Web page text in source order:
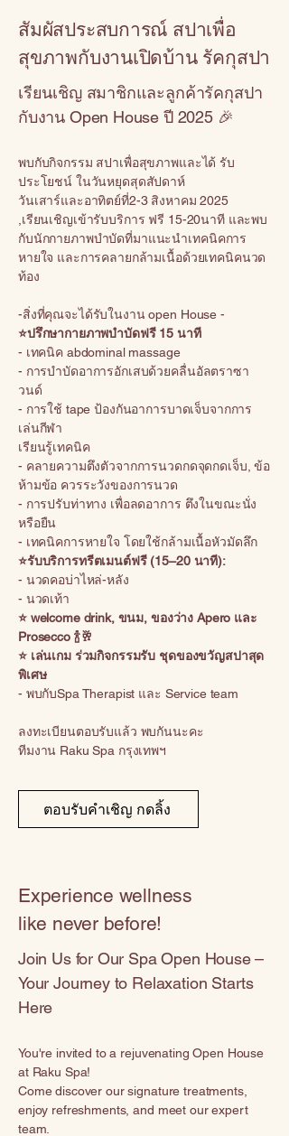
สัมผัสประสบการณ์ สปาเพื่อ
สุขภาพกับงานเปิดบ้าน รัคกุสปา
เรียนเชิญ สมาชิกและลูกค้ารัคกุสปา
กับงาน Open House ปี 2025 🎉
พบกับกิจกรรม สปาเพื่อสุขภาพและได้ รับ
ประโยชน์ ในวันหยุดสุดสัปดาห์
วันเสาร์และอาทิตย์ที่2-3 สิงหาคม 2025
,เรียนเชิญเข้ารับบริการ ฟรี 15-20นาที และพบ
กับนักกายภาพบำบัดที่มาแนะนำเทคนิคการ
หายใจ และการคลายกล้ามเนื้อด้วยเทคนิคนวด
ท้อง
-สิ่งที่คุณจะได้รับในงาน open House -
⭐ปรึกษากายภาพบำบัดฟรี 15 นาที
- เทคนิค abdominal massage
- การบำบัดอาการอักเสบด้วยคลื่นอัลตราซา
วนด์
- การใช้ tape ป้องกันอาการบาดเจ็บจากการ
เล่นกีฬา
เรียนรู้เทคนิค
- คลายความตึงตัวจากการนวดกดจุดกดเจ็บ, ข้อ
ห้ามข้อ ควรระวังของการนวด
- การปรับท่าทาง เพื่อลดอาการ ตึงในขณะนั่ง
หรือยืน
- เทคนิคการหายใจ โดยใช้กล้ามเนื้อหัวมัดลึก
⭐รับบริการทรีตเมนต์ฟรี (15–20 นาที):
- นวดคอบ่าไหล่-หลัง
- นวดเท้า
⭐ welcome drink, ขนม, ของว่าง Apero และ
Prosecco 🍾🥂
⭐ เล่นเกม ร่วมกิจกรรมรับ ชุดของขวัญสปาสุด
พิเศษ
- พบกับSpa Therapist และ Service team
ลงทะเบียนตอบรับแล้ว พบกันนะคะ
ทีมงาน Raku Spa กรุงเทพฯ
ตอบรับคำเชิญ กดลิ้ง
Experience wellness
like never before!
Join Us for Our Spa Open House –
Your Journey to Relaxation Starts
Here
You're invited to a rejuvenating Open House
at Raku Spa!
Come discover our signature treatments,
enjoy refreshments, and meet our expert
team.